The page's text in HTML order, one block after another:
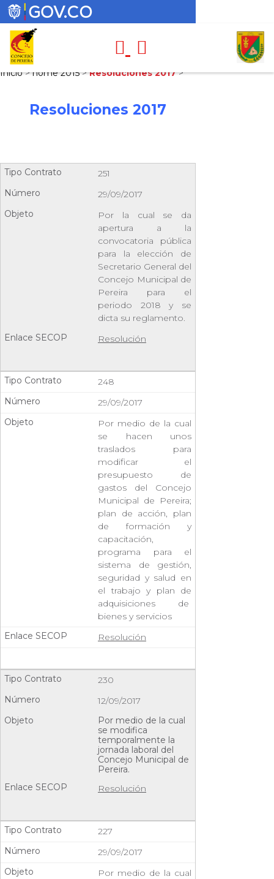
Inicio>home 2015>Resoluciones 2017>
Resoluciones 2017
251
29/09/2017
Por la cual se da
apertura a la
convocatoria pública
para la elección de
Secretario General del
Concejo Municipal de
Pereira para el
periodo 2018 y se
dicta su reglamento.
Resolución
248
29/09/2017
Por medio de la cual
se hacen unos
traslados para
modificar el
presupuesto de
gastos del Concejo
Municipal de Pereira;
plan de acción, plan
de formación y
capacitación,
programa para el
sistema de gestión,
seguridad y salud en
el trabajo y plan de
adquisiciones de
bienes y servicios
Resolución
230
12/09/2017
Por medio de la cual
se modifica
temporalmente la
jornada laboral del
Concejo Municipal de
Pereira.
Resolución
227
29/09/2017
Por medio de la cual